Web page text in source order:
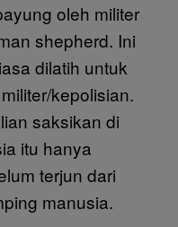
oleh militer
shepherd. Ini
dilatih untuk
kepolisian.
saksikan di
itu hanya
terjun dari
manusia.